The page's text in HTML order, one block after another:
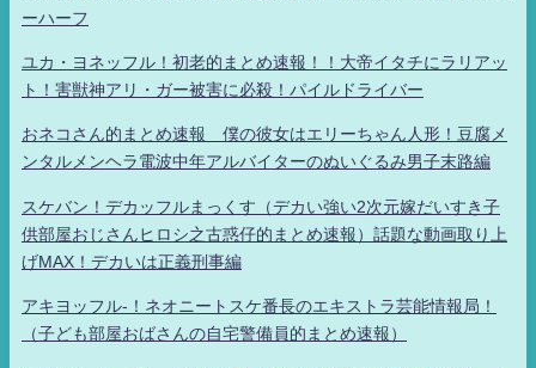
ーハーフ
ユカ・ヨネッフル！初老的まとめ速報！！大帝イタチにラリアッ
ト！害獣神アリ・ガー被害に必殺！パイルドライバー
おネコさん的まとめ速報 僕の彼女はエリーちゃん人形！豆腐メ
ンタルメンヘラ電波中年アルバイターのぬいぐるみ男子末路編
スケバン！デカッフルまっくす（デカい強い2次元嫁だいすき子
供部屋おじさんヒロシ之古惑仔的まとめ速報）話題な動画取り上
げMAX！デカいは正義刑事編
アキヨッフル-！ネオニートスケ番長のエキストラ芸能情報局！
（子ども部屋おばさんの自宅警備員的まとめ速報）